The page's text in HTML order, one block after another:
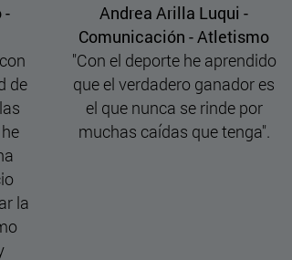
Andrea Martínez Guillorme -
Bioquímica - Baloncesto
"Disciplina, compromiso y
constancia son claves para
alcanzar el equilibrio y
máximo rendimiento tanto